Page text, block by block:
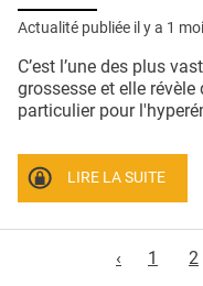
Actualité publiée il y a 1
C’est l’une des plus
grossesse et elle
particulier pour
LIRE LA SUITE
‹
1 2